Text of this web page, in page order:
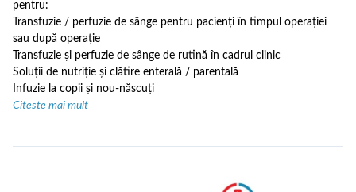
pentru:
Transfuzie / perfuzie de sânge pentru pacienți în timpul operației
sau după operație
Transfuzie și perfuzie de sânge de rutină în cadrul clinic
Soluții de nutriție și clătire enterală / parentală
Infuzie la copii și nou-născuți
Citeste mai mult